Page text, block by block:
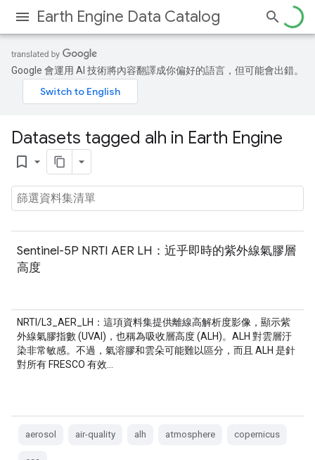
Earth Engine Data Catalog
Google 會運用 AI 技術將內容翻譯成你偏好的語言，但可能會出錯。
Datasets tagged alh in Earth Engine
bookmark_border
Sentinel-5P NRTI AER LH：近乎即時的紫外線氣膠層
高度
NRTI/L3_AER_LH：這項資料集提供離線高解析度影像，顯示紫
外線氣膠指數 (UVAI)，也稱為吸收層高度 (ALH)。ALH 對雲層汙
染非常敏感。不過，氣溶膠和雲朵可能難以區分，而且 ALH 是針
對所有 FRESCO 有效…
aerosol air-quality alh atmosphere copernicus